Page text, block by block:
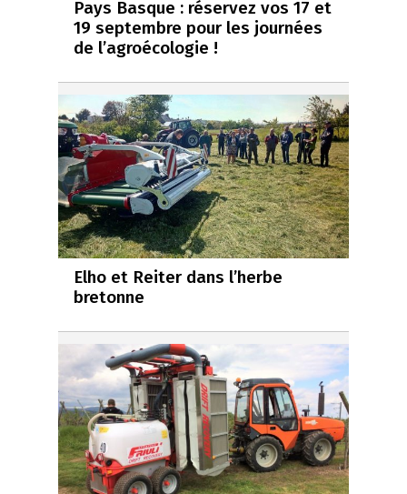
Pays Basque : réservez vos 17 et
19 septembre pour les journées
de l’agroécologie !
Elho et Reiter dans l’herbe
bretonne